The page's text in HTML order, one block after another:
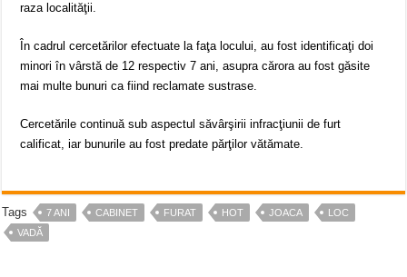
raza localităţii.
În cadrul cercetărilor efectuate la faţa locului, au fost identificaţi doi
minori în vârstă de 12 respectiv 7 ani, asupra cărora au fost găsite
mai multe bunuri ca fiind reclamate sustrase.
Cercetările continuă sub aspectul săvârşirii infracţiunii de furt
calificat, iar bunurile au fost predate părţilor vătămate.
Tags 7 ANI CABINET FURAT HOT JOACA
LOC
VADĂ